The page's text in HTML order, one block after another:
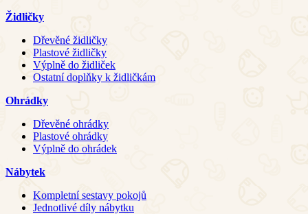
Židličky
Dřevěné židličky
Plastové židličky
Výplně do židliček
Ostatní doplňky k židličkám
Ohrádky
Dřevěné ohrádky
Plastové ohrádky
Výplně do ohrádek
Nábytek
Kompletní sestavy pokojů
Jednotlivé díly nábytku